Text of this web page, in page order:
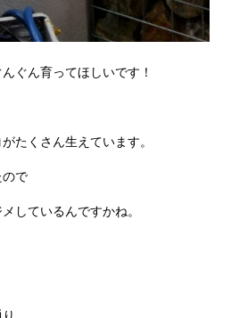
ぐん育ってほしいです！
たくさん生えています。
ので
しているんですかね。